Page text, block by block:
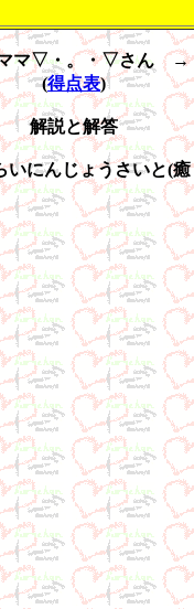
ママ▽・。・▽さん →
(得点表)
解説と解答
にんじょうさいと(